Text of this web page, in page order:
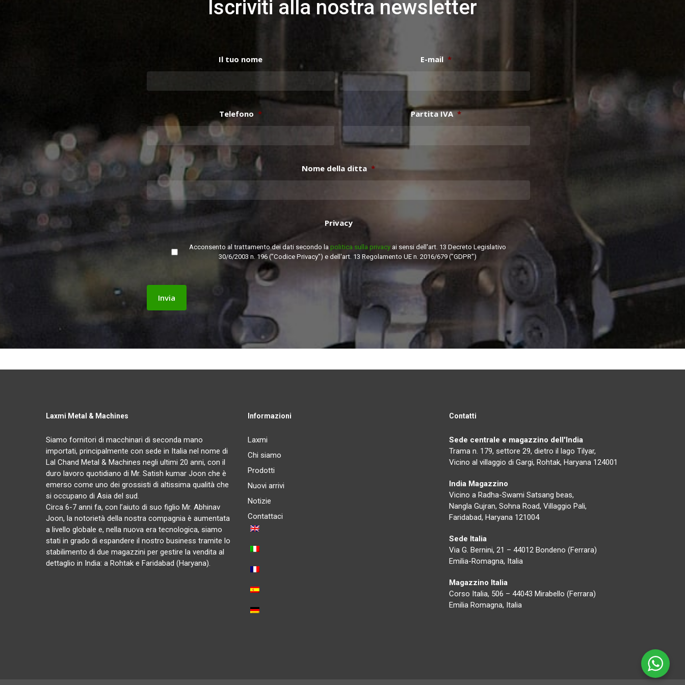
Iscriviti alla nostra newsletter
Il tuo nome E-mail *
Telefono * Partita IVA *
Nome della ditta *
Privacy
Acconsento al trattamento dei dati secondo la politica sulla privacy ai sensi dell'art. 13 Decreto Legislativo
30/6/2003 n. 196 ("Codice Privacy") e dell'art. 13 Regolamento UE n. 2016/679 ("GDPR")
Laxmi Metal & Machines
Siamo fornitori di macchinari di seconda mano
importati, principalmente con sede in Italia nel nome di
Lal Chand Metal & Machines negli ultimi 20 anni, con il
duro lavoro quotidiano di Mr. Satish kumar Joon che è
emerso come uno dei grossisti di altissima qualità che
si occupano di Asia del sud.
Circa 6-7 anni fa, con l’aiuto di suo figlio Mr. Abhinav
Joon, la notorietà della nostra compagnia è aumentata
a livello globale e, nella nuova era tecnologica, siamo
stati in grado di espandere il nostro business tramite lo
stabilimento di due magazzini per gestire la vendita al
dettaglio in India: a Rohtak e Faridabad (Haryana).
Informazioni
Laxmi
Chi siamo
Prodotti
Nuovi arrivi
Notizie
Contattaci
Contatti
Sede centrale e magazzino dell'India
Trama n. 179, settore 29, dietro il lago Tilyar,
Vicino al villaggio di Gargi, Rohtak, Haryana 124001
India Magazzino
Vicino a Radha-Swami Satsang beas,
Nangla Gujran, Sohna Road, Villaggio Pali,
Faridabad, Haryana 121004
Sede Italia
Via G. Bernini, 21 – 44012 Bondeno (Ferrara)
Emilia-Romagna, Italia
Magazzino Italia
Corso Italia, 506 – 44043 Mirabello (Ferrara)
Emilia Romagna, Italia